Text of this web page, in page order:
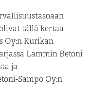
tällä kertaa
Oy:n Kurikan
Lammin Betoni
ja
Sampo Oy:n